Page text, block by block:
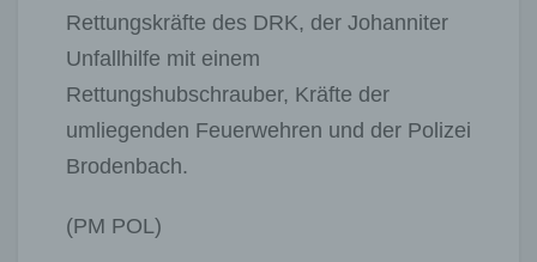
Rettungskräfte des DRK, der Johanniter
Unfallhilfe mit einem
Rettungshubschrauber, Kräfte der
umliegenden Feuerwehren und der Polizei
Brodenbach.
(PM POL)